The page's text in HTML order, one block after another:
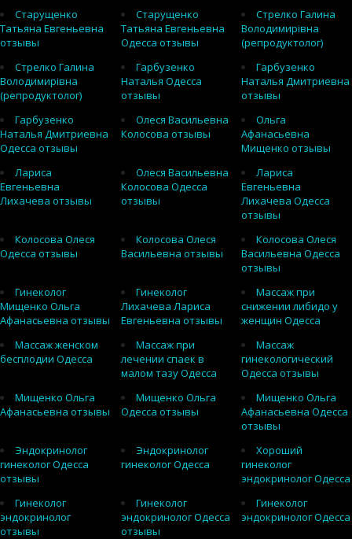
Старущенко
Татьяна Евгеньевна
отзывы
Старущенко
Татьяна Евгеньевна
Одесса отзывы
Стрелко Галина
Володимирівна
(репродуктолог)
Стрелко Галина
Володимирівна
(репродуктолог)
Гарбузенко
Наталья Одесса
отзывы
Гарбузенко
Наталья Дмитриевна
отзывы
Гарбузенко
Наталья Дмитриевна
Одесса отзывы
Олеся Васильевна
Колосова отзывы
Ольга
Афанасьевна
Мищенко отзывы
Лариса
Евгеньевна
Лихачева отзывы
Олеся Васильевна
Колосова Одесса
отзывы
Лариса
Евгеньевна
Лихачева Одесса
отзывы
Колосова Олеся
Одесса отзывы
Колосова Олеся
Васильевна отзывы
Колосова Олеся
Васильевна Одесса
отзывы
Гинеколог
Мищенко Ольга
Афанасьевна отзывы
Гинеколог
Лихачева Лариса
Евгеньевна отзывы
Массаж при
снижении либидо у
женщин Одесса
Массаж женском
бесплодии Одесса
Массаж при
лечении спаек в
малом тазу Одесса
Массаж
гинекологический
Одесса отзывы
Мищенко Ольга
Афанасьевна отзывы
Мищенко Ольга
Одесса отзывы
Мищенко Ольга
Афанасьевна Одесса
отзывы
Эндокринолог
гинеколог Одесса
отзывы
Эндокринолог
гинеколог Одесса
Хороший
гинеколог
эндокринолог Одесса
Гинеколог
эндокринолог
отзывы
Гинеколог
эндокринолог Одесса
отзывы
Гинеколог
эндокринолог Одесса